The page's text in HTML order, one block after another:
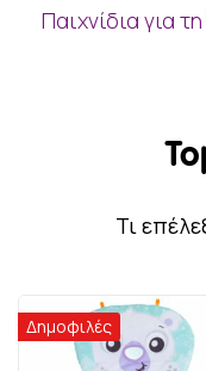
Παιχνίδια για
Τι
Δημοφιλές